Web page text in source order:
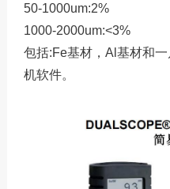
50-1000um:2%
1000-2000um:<3%
包括:Fe基材，Al基材和
机软件。